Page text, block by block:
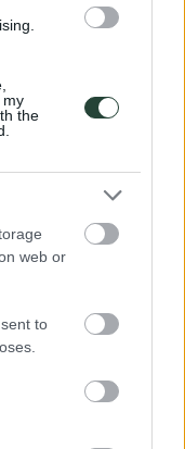
my
the
web or
to
consultanos.
primeros auxilios, como
en los lugares de
encuentra por todas
pero puede ser
Se pueden
bancos o casas de
está muy poco